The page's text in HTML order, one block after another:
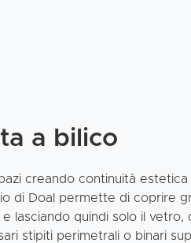
a bilico
creando continuità
di Doal permette di coprire
e lasciando quindi solo il
stipiti perimetrali o binari